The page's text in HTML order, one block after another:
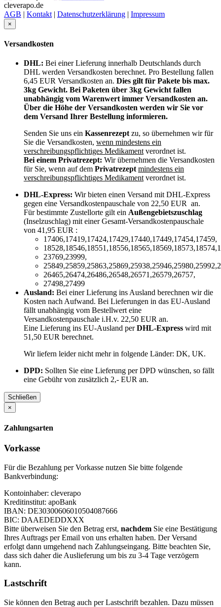
cleverapo.de
AGB | Kontakt | Datenschutzerklärung | Impressum
×
Versandkosten
DHL: Bei einer Lieferung innerhalb Deutschlands durch
DHL werden Versandkosten berechnet. Pro Bestellung fallen
6,45 EUR Versandkosten an. Dies gilt für Pakete bis max.
3kg Gewicht. Bei Paketen über 3kg Gewicht fallen
unabhängig vom Warenwert immer Versandkosten an.
Über die Höhe der Versandkosten werden wir Sie vor
dem Versand Ihrer Bestellung informieren.
Senden Sie uns ein Kassenrezeptzu, so übernehmen wir für
Sie die Versandkosten, wenn mindestens ein
verschreibungspflichtiges Medikamentverordnet ist.
Bei einem Privatrezept: Wir übernehmen die Versandkosten
für Sie, wenn auf dem Privatrezept mindestens ein
verschreibungspflichtiges Medikamentverordnet ist.
DHL-Express: Wir bieten einen Versand mit DHL-Express
gegen eine Versandkostenpauschale von 22,50 EUR an.
Für bestimmte Zustellorte gilt ein Außengebietszuschlag
(Inselzuschlag) mit einer Gesamt-Versandkostenpauschale
von 41,95 EUR :
17406,17419,17424,17429,17440,17449,17454,17459,
23769,23999,
26465,26474,26486,26548,26571,26579,26757,
27498,27499
Ausland: Bei einer Lieferung ins Ausland berechnen wir die
Kosten nach Aufwand. Bei Lieferungen in das EU-Ausland
fällt unabhängig vom Bestellwert eine
Versandkostenpauschale i.H.v. 22,50 EUR an.
Eine Lieferung ins EU-Ausland perDHL-Express wird mit
51,50 EUR berechnet.
Wir liefern leider nicht mehr in folgende Länder: DK, UK.
DPD: Sollten Sie eine Lieferung per DPD wünschen, so fällt
eine Gebühr von zusätzlich 2,- EUR an.
Schließen
×
Zahlungsarten
Vorkasse
Für die Bezahlung per Vorkasse nutzen Sie bitte folgende
Bankverbindung:
Kontoinhaber: cleverapo
Kreditinstitut: apoBank
IBAN: DE30300606010504087666
BIC: DAAEDEDDXXX
Bitte überweisen Sie den Betrag erst, nachdem Sie eine Bestätigung
Ihres Auftrags per Email von uns erhalten haben. Der Versand
erfolgt dann umgehend nach Zahlungseingang. Bitte beachten Sie,
dass sich daher die Auslieferung um bis zu 3-4 Tage verzögern
kann.
Lastschrift
Sie können den Betrag auch per Lastschrift bezahlen. Dazu müssen